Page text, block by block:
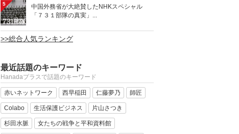
5
中国外務省が大絶賛したNHKスペシャル
「７３１部隊の真実」...
>>総合人気ランキング
最近話題のキーワード
Hanadaプラスで話題のキーワード
赤いネットワーク 西早稲田 仁藤夢乃 師匠
Colabo 生活保護ビジネス 片山さつき
杉田水脈 女たちの戦争と平和資料館